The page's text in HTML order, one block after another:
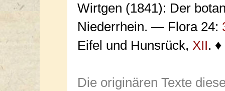
Wirtgen (1841): Der
Niederrhein. — Flora 24:
Eifel und Hunsrück, XII.
Die originären Texte